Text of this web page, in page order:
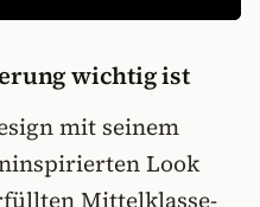
wichtig ist
mit seinem
Look
Mittelklasse-